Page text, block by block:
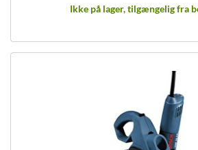
Ikke på lager, tilgængelig fra